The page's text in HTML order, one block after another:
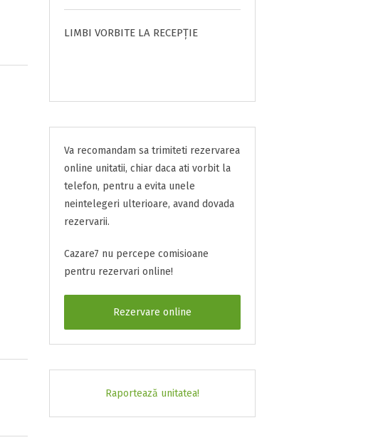
LIMBI VORBITE LA RECEPȚIE
Va recomandam sa trimiteti rezervarea
online unitatii, chiar daca ati vorbit la
telefon, pentru a evita unele
neintelegeri ulterioare, avand dovada
rezervarii.
Cazare7 nu percepe comisioane
pentru rezervari online!
Rezervare online
Raportează unitatea!